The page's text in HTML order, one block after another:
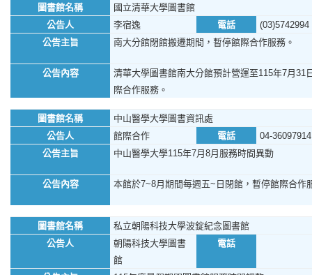
圖書館名稱
國立清華大學圖書館
公告人
李宿逸 電話
(03)5742994
公告主旨
南大分館閉館搬遷期間，暫停館際合作服務。
公告內容
清華大學圖書館南大分館預計營運至115年7月
際合作服務。
圖書館名稱
中山醫學大學圖書資訊處
公告人
館際合作 電話
04-36097914
公告主旨
中山醫學大學115年7月8月服務時間異動
公告內容 本館於7~8月期間每週五~日閉館，暫停館際合作
圖書館名稱
私立朝陽科技大學波錠紀念圖書館
公告人
朝陽科技大學圖書
館
電話